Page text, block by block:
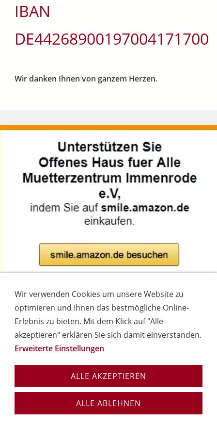
IBAN
DE44268900197004171700
Wir danken Ihnen von ganzem Herzen.
Öffentlichkeit & Presse
Kontakt
Datenschutzerklärung Impressum
© Offenes Haus für Alle - Mütterzentrum
Immenrode e.V. · Weißer Weg 2 · 38690 Goslar ·
Telefon: 05324 / 6398
Wir verwenden Cookies um unsere Website zu
optimieren und Ihnen das bestmögliche Online-
Erlebnis zu bieten. Mit dem Klick auf "Alle
akzeptieren" erklären Sie sich damit einverstanden.
Erweiterte Einstellungen
ALLE AKZEPTIEREN
ALLE ABLEHNEN